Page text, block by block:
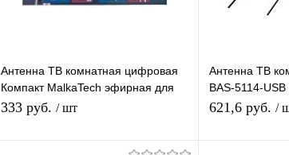
Антенна ТВ комнатная цифровая
Компакт MalkaTech эфирная для
DVB-T2 телевидения
333 руб. / шт
Антенна ТВ
BAS-5114-
эфирная для
621,6 руб. /